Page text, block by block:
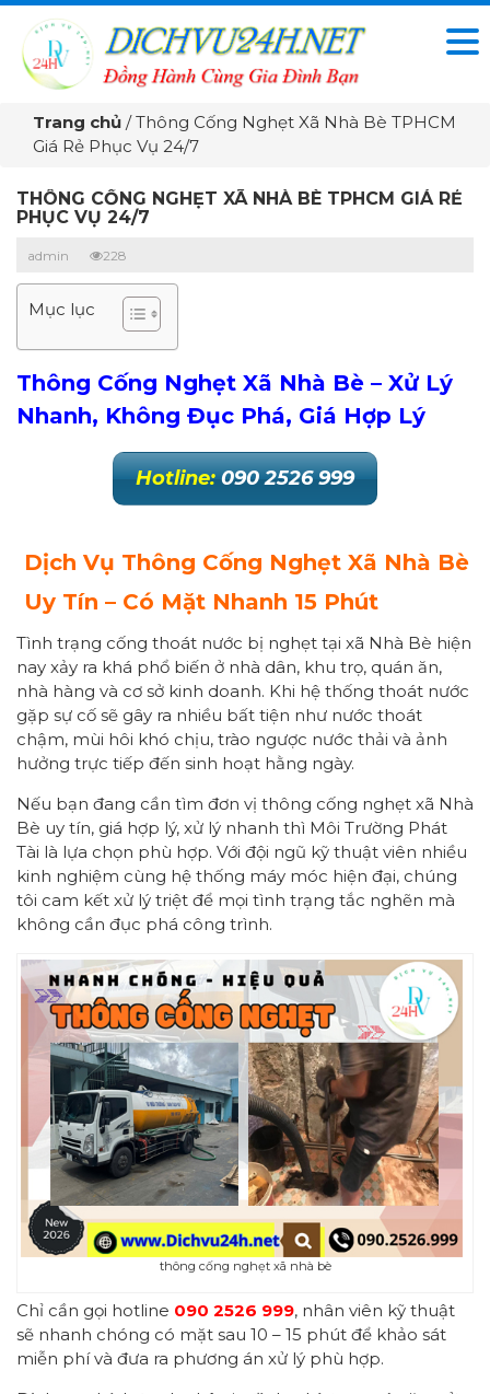
Trang chủ /Thông Cống Nghẹt Xã Nhà Bè TPHCM
Giá Rẻ Phục Vụ 24/7
THÔNG CỐNG NGHẸT XÃ NHÀ BÈ TPHCM GIÁ RẺ
PHỤC VỤ 24/7
admin 228
Mục lục
Thông Cống Nghẹt Xã Nhà Bè – Xử Lý
Nhanh, Không Đục Phá, Giá Hợp Lý
Hotline: 090 2526 999
Dịch Vụ Thông Cống Nghẹt Xã Nhà Bè
Uy Tín – Có Mặt Nhanh 15 Phút
Tình trạng cống thoát nước bị nghẹt tại xã Nhà Bè hiện
nay xảy ra khá phổ biến ở nhà dân, khu trọ, quán ăn,
nhà hàng và cơ sở kinh doanh. Khi hệ thống thoát nước
gặp sự cố sẽ gây ra nhiều bất tiện như nước thoát
chậm, mùi hôi khó chịu, trào ngược nước thải và ảnh
hưởng trực tiếp đến sinh hoạt hằng ngày.
Nếu bạn đang cần tìm đơn vị thông cống nghẹt xã Nhà
Bè uy tín, giá hợp lý, xử lý nhanh thì Môi Trường Phát
Tài là lựa chọn phù hợp. Với đội ngũ kỹ thuật viên nhiều
kinh nghiệm cùng hệ thống máy móc hiện đại, chúng
tôi cam kết xử lý triệt để mọi tình trạng tắc nghẽn mà
không cần đục phá công trình.
thông cống nghẹt xã nhà bè
Chỉ cần gọi hotline 090 2526 999, nhân viên kỹ thuật
sẽ nhanh chóng có mặt sau 10 – 15 phút để khảo sát
miễn phí và đưa ra phương án xử lý phù hợp.